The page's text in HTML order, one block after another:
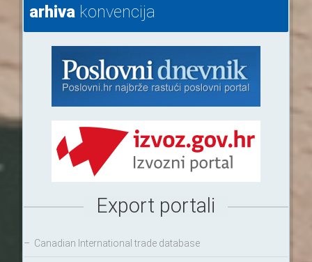
arhivakonvencija
Export portali
– Canadian International trade database